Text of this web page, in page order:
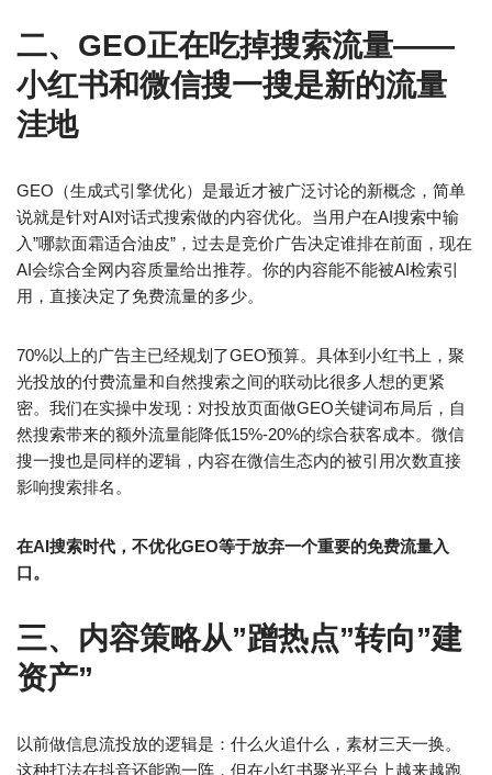
二、GEO正在吃掉搜索流量——
小红书和微信搜一搜是新的流量
洼地
GEO（生成式引擎优化）是最近才被广泛讨论的新概念，简单
说就是针对AI对话式搜索做的内容优化。当用户在AI搜索中输
入”哪款面霜适合油皮”，过去是竞价广告决定谁排在前面，现在
AI会综合全网内容质量给出推荐。你的内容能不能被AI检索引
用，直接决定了免费流量的多少。
70%以上的广告主已经规划了GEO预算。具体到小红书上，聚
光投放的付费流量和自然搜索之间的联动比很多人想的更紧
密。我们在实操中发现：对投放页面做GEO关键词布局后，自
然搜索带来的额外流量能降低15%-20%的综合获客成本。微信
搜一搜也是同样的逻辑，内容在微信生态内的被引用次数直接
影响搜索排名。
在AI搜索时代，不优化GEO等于放弃一个重要的免费流量入
口。
三、内容策略从”蹭热点”转向”建
资产”
以前做信息流投放的逻辑是：什么火追什么，素材三天一换。
这种打法在抖音还能跑一阵，但在小红书聚光平台上越来越跑